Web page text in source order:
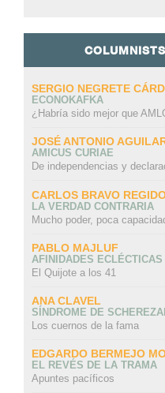
SERGIO NEGRETE
ECONOKAFKA
¿Habría sido mejor que
JOSÉ ANTONIO
AMICUS CURIAE
De independencias y
CARLOS BRAVO
LA VERDAD CONTRARIA
Mucho poder, poca
PABLO MAJLUF
AFINIDADES ECLÉCTICAS
El Quijote a los 41
ANA CLAVEL
SÍNDROME DE
Los cuernos de la fama
EDGARDO BERMEJO
EL REVÉS DE LA TRAMA
Apuntes pacíficos